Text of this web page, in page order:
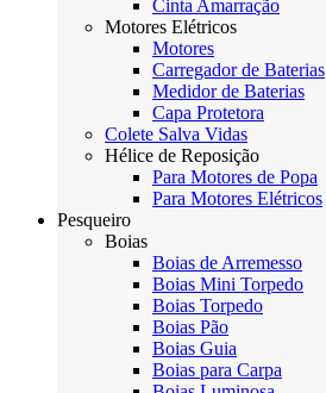
Cinta Amarração
Motores Elétricos
Motores
Carregador de Baterias
Medidor de Baterias
Capa Protetora
Colete Salva Vidas
Hélice de Reposição
Para Motores de Popa
Para Motores Elétricos
Pesqueiro
Boias
Boias de Arremesso
Boias Mini Torpedo
Boias Torpedo
Boias Pão
Boias Guia
Boias para Carpa